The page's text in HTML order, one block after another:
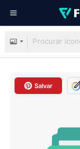
Salvar